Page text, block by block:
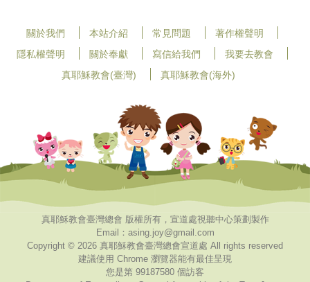
關於我們 本站介紹 常見問題
著作權聲明
隱私權聲明
關於奉獻 寫信給我們
我要去教會
真耶穌教會(臺灣)
真耶穌教會(海外)
真耶穌教會臺灣總會 版權所有，宣道處視聽中心策劃製作
Email：asing.joy@gmail.com
Copyright © 2026 真耶穌教會臺灣總會宣道處 All rights reserved
建議使用 Chrome 瀏覽器能有最佳呈現
您是第 99187580 個訪客